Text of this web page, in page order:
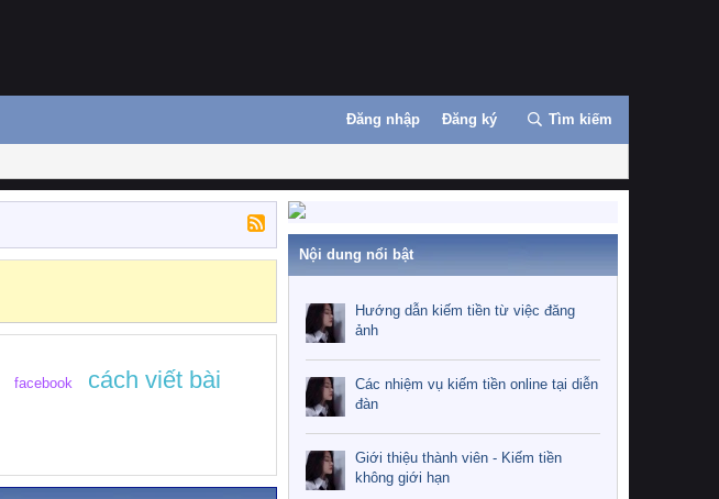
Đăng nhập Đăng ký Tìm kiếm
facebook cách viết bài
Nội dung nổi bật
Hướng dẫn kiếm tiền từ việc đăng
ảnh
Các nhiệm vụ kiếm tiền online tại diễn
đàn
Giới thiệu thành viên - Kiếm tiền
không giới hạn